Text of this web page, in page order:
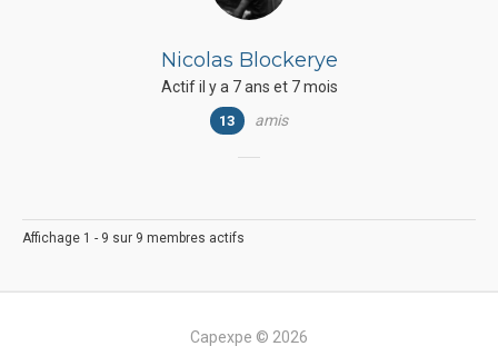
Nicolas Blockerye
Actif il y a 7 ans et 7 mois
13 amis
Affichage 1 - 9 sur 9 membres actifs
Capexpe © 2026